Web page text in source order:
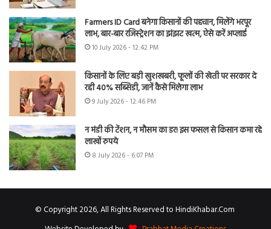
Farmers ID Card बनेगा किसानों की पहचान, मिलेंगे भरपूर
लाभ, बार-बार रजिस्ट्रेशन का झंझट खत्म, ऐसे करें अप्लाई
10 July 2026 - 12:42 PM
किसानों के लिए बड़ी खुशखबरी, फूलों की खेती पर सरकार दे
रही 40% सब्सिडी, जानें कैसे मिलेगा लाभ
9 July 2026 - 12:46 PM
न मंडी की टेंशन, न मौसम का डर! इस फसल से किसान कमा रहे
लाखों रुपये
8 July 2026 - 6:07 PM
© Copyright 2026, All Rights Reserved to HindiKhabar.Com